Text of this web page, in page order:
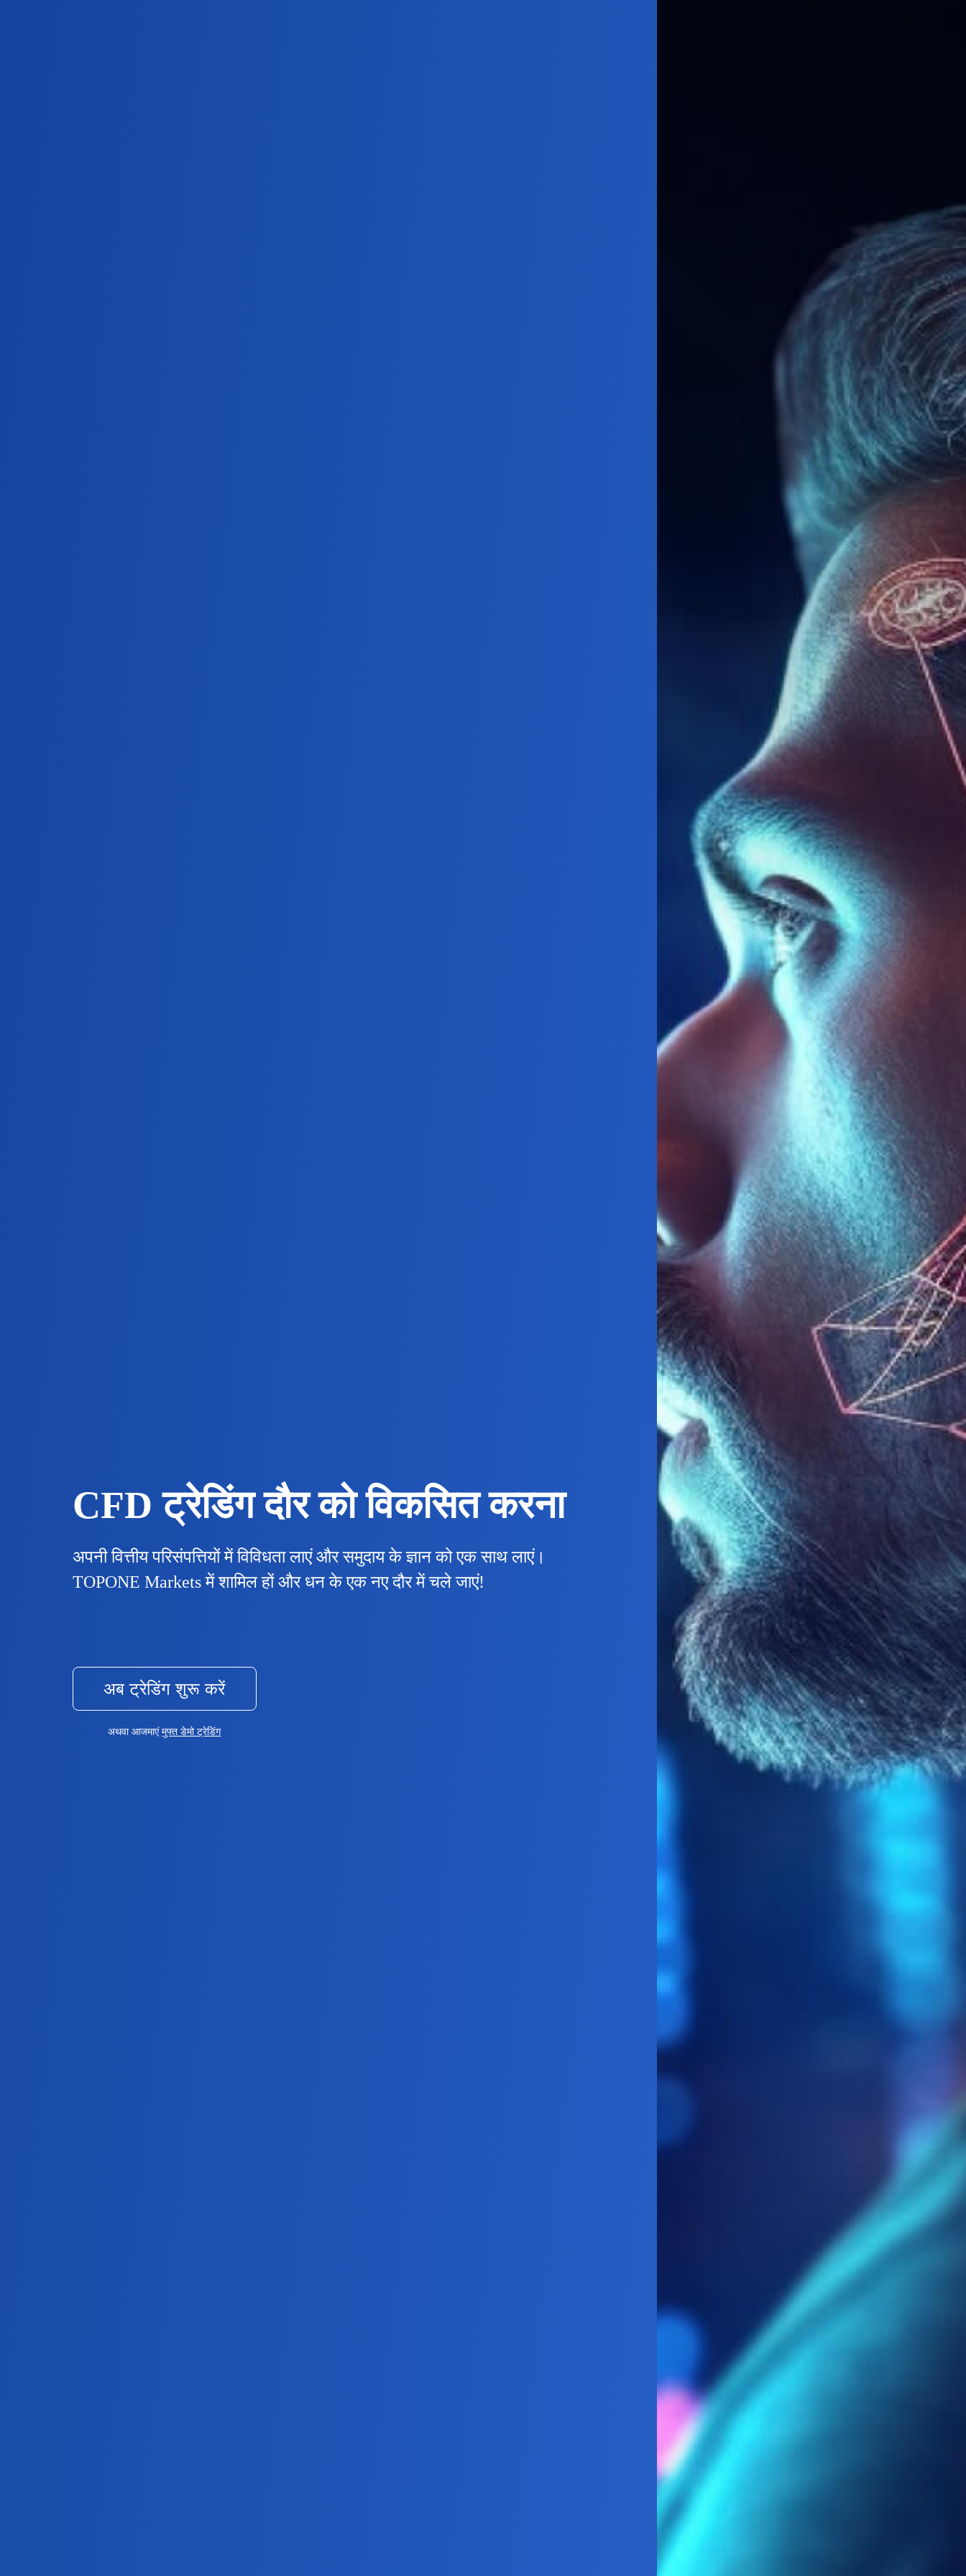
CFD ट्रेडिंग दौर को विकसित करना
अपनी वित्तीय परिसंपत्तियों में विविधता लाएं और समुदाय के ज्ञान को एक साथ लाएं।
TOPONE Markets में शामिल हों और धन के एक नए दौर में चले जाएं!
अब ट्रेडिंग शुरू करें
अथवा आजमाएंमुफ्त डेमो ट्रेडिंग